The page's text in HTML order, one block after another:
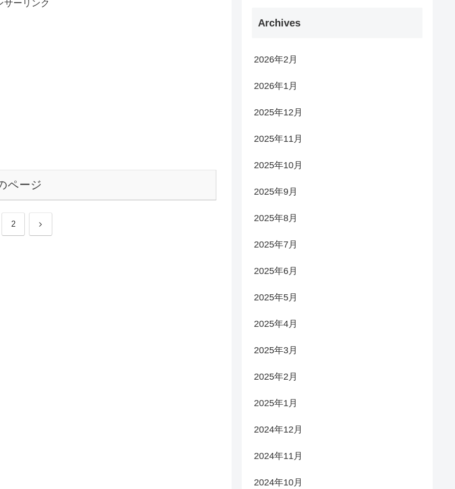
サーリンク
ページ
2 次
Archives
2026年2月
2026年1月
2025年12月
2025年11月
2025年10月
2025年9月
2025年8月
2025年7月
2025年6月
2025年5月
2025年4月
2025年3月
2025年2月
2025年1月
2024年12月
2024年11月
2024年10月